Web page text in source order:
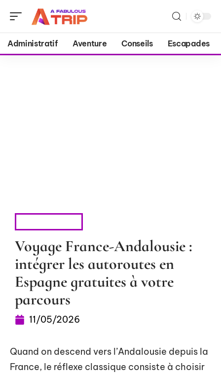
Administratif Aventure Conseils Escapades
Voyage France-Andalousie :
intégrer les autoroutes en
Espagne gratuites à votre
parcours
11/05/2026
Quand on descend vers l’Andalousie depuis la
France, le réflexe classique consiste à choisir